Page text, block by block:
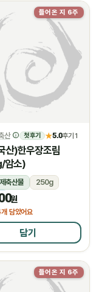
들어온 지 6주
산 첫 후기 ★5.0후기 1
산)한우장조림
암소)
축산물
250g
원
개 담았어요
담기
들어온 지 6주